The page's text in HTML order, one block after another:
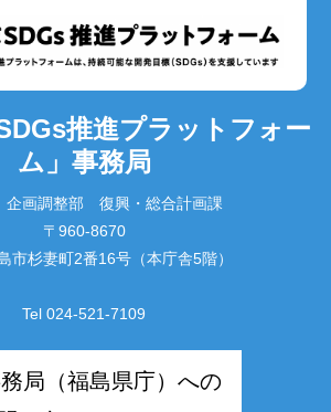
推進プラットフォー
ム」事務局
画調整部 復興・総合計画課
〒960-8670
市杉妻町2番16号（本庁舎5階）
Tel 024-521-7109
局（福島県庁）への